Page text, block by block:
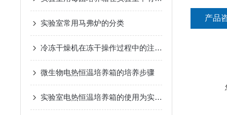
实验室常用马弗炉的分类
冷冻干燥机在冻干操作过程中的注意事项
微生物电热恒温培养箱的培养步骤
实验室电热恒温培养箱的使用为实验提供了一个稳定的环境
产品